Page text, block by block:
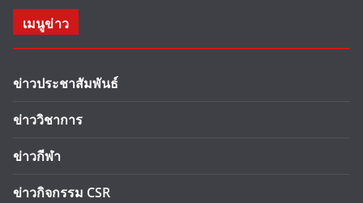
เมนูข่าว
ข่าวประชาสัมพันธ์
ข่าววิชาการ
ข่าวกีฬา
ข่าวกิจกรรม CSR